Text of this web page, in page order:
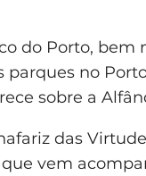
do Porto, bem
no
sobre a
das
vem